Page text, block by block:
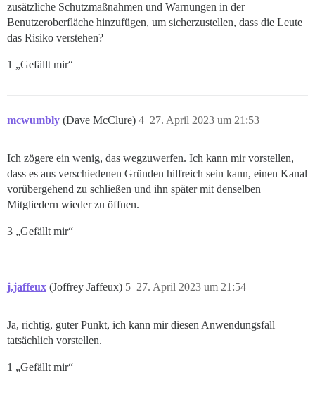
zusätzliche Schutzmaßnahmen und Warnungen in der
Benutzeroberfläche hinzufügen, um sicherzustellen, dass die Leute
das Risiko verstehen?
1 „Gefällt mir“
mcwumbly (Dave McClure) 27. April 2023 um 21:53
4
Ich zögere ein wenig, das wegzuwerfen. Ich kann mir vorstellen,
dass es aus verschiedenen Gründen hilfreich sein kann, einen Kanal
vorübergehend zu schließen und ihn später mit denselben
Mitgliedern wieder zu öffnen.
3 „Gefällt mir“
j.jaffeux (Joffrey Jaffeux) 27. April 2023 um 21:54
5
Ja, richtig, guter Punkt, ich kann mir diesen Anwendungsfall
tatsächlich vorstellen.
1 „Gefällt mir“